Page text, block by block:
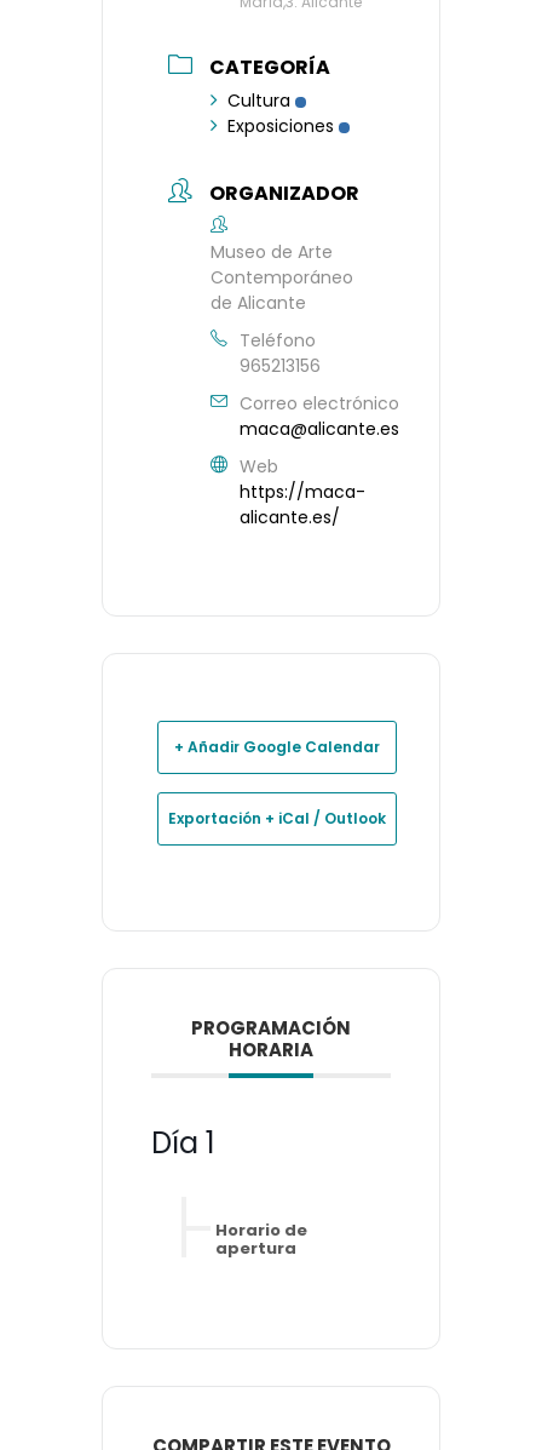
CATEGORÍA
Cultura
Exposiciones
ORGANIZADOR
Museo de Arte
Contemporáneo
de Alicante
Teléfono
965213156
Correo electrónico
maca@alicante.es
Web
https://maca-
alicante.es/
+ Añadir Google Calendar
Exportación + iCal / Outlook
PROGRAMACIÓN
HORARIA
Día 1
Horario de
apertura